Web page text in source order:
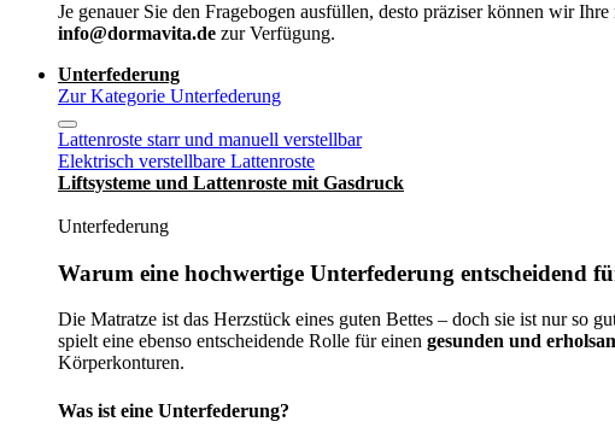
Je genauer Sie den Fragebogen ausfüllen, desto präziser können wir
info@dormavita.de zur Verfügung.
Unterfederung
Zur Kategorie Unterfederung
Lattenroste starr und manuell verstellbar
Elektrisch verstellbare Lattenroste
Liftsysteme und Lattenroste mit Gasdruck
Unterfederung
Warum eine hochwertige Unterfederung entscheidend
Die Matratze ist das Herzstück eines guten Bettes – doch sie ist nur so
spielt eine ebenso entscheidende Rolle für einen gesunden und
Körperkonturen.
Was ist eine Unterfederung?